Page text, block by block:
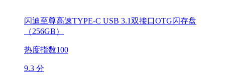
闪迪至尊高速TYPE-C USB 3.1双接口OTG闪存盘
（256GB）
热度指数100
9.3 分